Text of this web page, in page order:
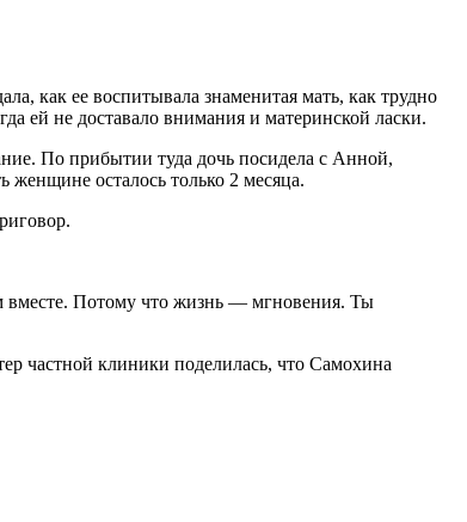
как ее воспитывала знаменитая мать, как трудно
ей не доставало внимания и материнской ласки.
По прибытии туда дочь посидела с Анной,
осталось только 2 месяца.
вместе. Потому что жизнь — мгновения. Ты
частной клиники поделилась, что Самохина